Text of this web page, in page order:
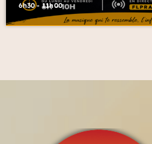
6h30 - 11h00